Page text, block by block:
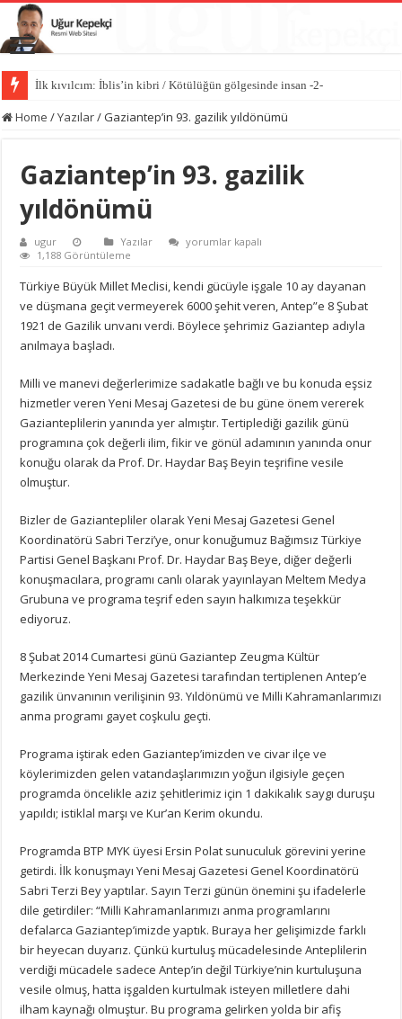
İlk kıvılcım: İblis’in kibri / Kötülüğün gölgesinde insan -2-
Kötülüğün anatomisi / Kötülüğün gölgesinde insan -1-
Home /Yazılar/Gaziantep’in 93. gazilik yıldönümü
Gaziantep’in 93. gazilik
yıldönümü
ugur Yazılar
Gaziantep’in
yıldönümü
için
yorumlar kapalı
1,188 Görüntüleme
Türkiye Büyük Millet Meclisi, kendi gücüyle işgale 10 ay dayanan
ve düşmana geçit vermeyerek 6000 şehit veren, Antep”e 8 Şubat
1921 de Gazilik unvanı verdi. Böylece şehrimiz Gaziantep adıyla
anılmaya başladı.
Milli ve manevi değerlerimize sadakatle bağlı ve bu konuda eşsiz
hizmetler veren Yeni Mesaj Gazetesi de bu güne önem vererek
Gazianteplilerin yanında yer almıştır. Tertiplediği gazilik günü
programına çok değerli ilim, fikir ve gönül adamının yanında onur
konuğu olarak da Prof. Dr. Haydar Baş Beyin teşrifine vesile
olmuştur.
Bizler de Gaziantepliler olarak Yeni Mesaj Gazetesi Genel
Koordinatörü Sabri Terzi’ye, onur konuğumuz Bağımsız Türkiye
Partisi Genel Başkanı Prof. Dr. Haydar Baş Beye, diğer değerli
konuşmacılara, programı canlı olarak yayınlayan Meltem Medya
Grubuna ve programa teşrif eden sayın halkımıza teşekkür
ediyoruz.
8 Şubat 2014 Cumartesi günü Gaziantep Zeugma Kültür
Merkezinde Yeni Mesaj Gazetesi tarafından tertiplenen Antep’e
gazilik ünvanının verilişinin 93. Yıldönümü ve Milli Kahramanlarımızı
anma programı gayet coşkulu geçti.
Programa iştirak eden Gaziantep’imizden ve civar ilçe ve
köylerimizden gelen vatandaşlarımızın yoğun ilgisiyle geçen
programda öncelikle aziz şehitlerimiz için 1 dakikalık saygı duruşu
yapıldı; istiklal marşı ve Kur’an Kerim okundu.
Programda BTP MYK üyesi Ersin Polat sunuculuk görevini yerine
getirdi. İlk konuşmayı Yeni Mesaj Gazetesi Genel Koordinatörü
Sabri Terzi Bey yaptılar. Sayın Terzi günün önemini şu ifadelerle
dile getirdiler: “Milli Kahramanlarımızı anma programlarını
defalarca Gaziantep’imizde yaptık. Buraya her gelişimizde farklı
bir heyecan duyarız. Çünkü kurtuluş mücadelesinde Anteplilerin
verdiği mücadele sadece Antep’in değil Türkiye’nin kurtuluşuna
vesile olmuş, hatta işgalden kurtulmak isteyen milletlere dahi
ilham kaynağı olmuştur. Bu programa gelirken yolda bir afiş